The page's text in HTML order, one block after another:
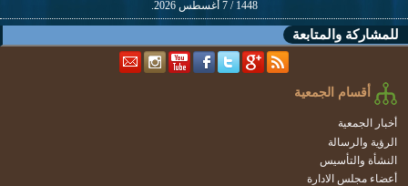
1448 / 7 أغسطس 2026.
للمشاركة والمتابعة
أقسام الجمعية
أخبار الجمعية
الرؤية والرسالة
النشأة والتأسيس
أعضاء مجلس الادارة